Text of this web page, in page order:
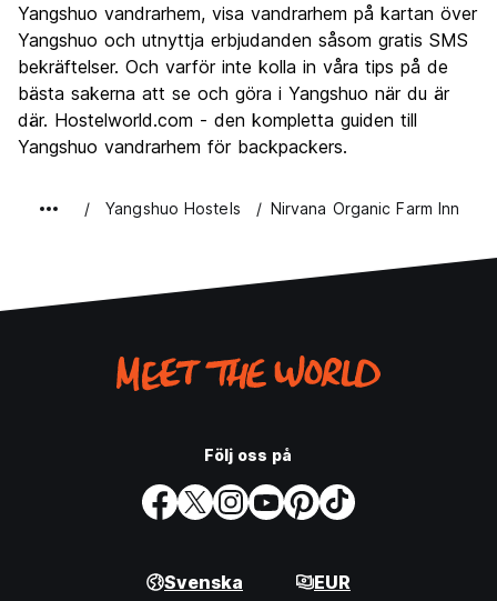
Festa
8.0
Värde för pengarna
8.5
Yangshuo vandrarhem, visa vandrarhem på kartan över
Yangshuo och utnyttja erbjudanden såsom gratis SMS
bekräftelser. Och varför inte kolla in våra tips på de
bästa sakerna att se och göra i Yangshuo när du är
där. Hostelworld.com - den kompletta guiden till
Yangshuo vandrarhem för backpackers.
Yangshuo Hostels Nirvana Organic Farm Inn
Följ oss på
Svenska EUR